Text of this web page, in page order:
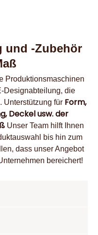
und -Zubehör
Produktionsmaschinen
Designabteilung, die
Unterstützung für Form,
Deckel usw. der
Unser Team hilft Ihnen
bis hin zum
dass unser Angebot
bereichert!